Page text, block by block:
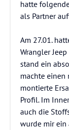
hatte
als Partner
Am 27.01.
Wrangler
stand ein
machte einen
montierte
Profil. Im
auch die
wurde mir ein